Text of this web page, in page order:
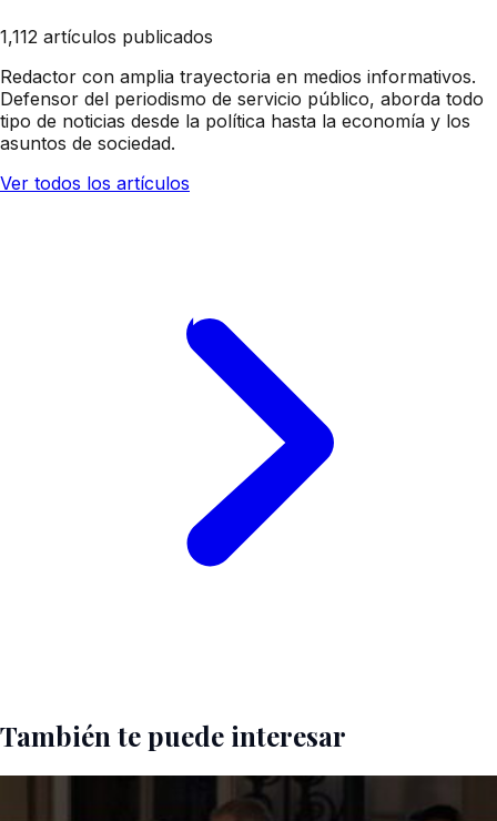
1,112 artículos publicados
Redactor con amplia trayectoria en medios informativos.
Defensor del periodismo de servicio público, aborda todo
tipo de noticias desde la política hasta la economía y los
asuntos de sociedad.
Ver todos los artículos
También te puede interesar